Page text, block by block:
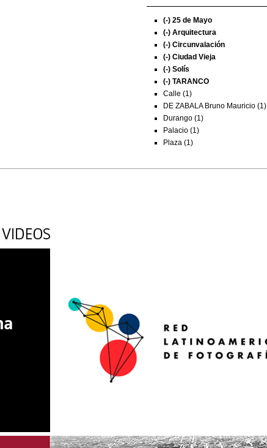
(-) 25 de Mayo
(-) Arquitectura
(-) Circunvalación
(-) Ciudad Vieja
(-) Solís
(-) TARANCO
Calle (1)
DE ZABALA Bruno Mauricio (1)
Durango (1)
Palacio (1)
Plaza (1)